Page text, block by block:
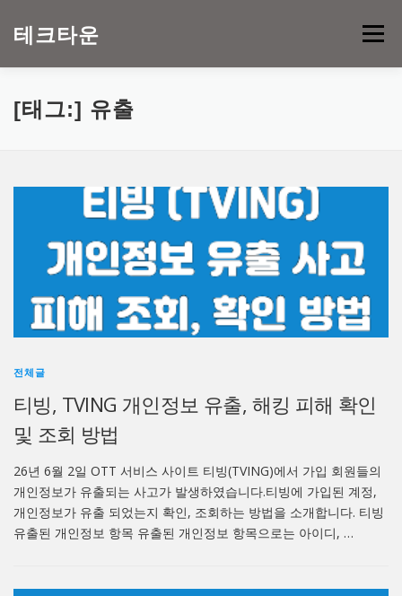
테크타운 메뉴
[태그:] 유출
전체글
티빙, TVING 개인정보 유출, 해킹 피해 확인
및 조회 방법
26년 6월 2일 OTT 서비스 사이트 티빙(TVING)에서 가입 회원들의
개인정보가 유출되는 사고가 발생하였습니다.티빙에 가입된 계정,
개인정보가 유출 되었는지 확인, 조회하는 방법을 소개합니다. 티빙
유출된 개인정보 항목 유출된 개인정보 항목으로는 아이디, …